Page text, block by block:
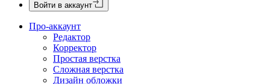
Войти в аккаунт
Про-аккаунт
Редактор
Корректор
Простая верстка
Сложная верстка
Дизайн обложки